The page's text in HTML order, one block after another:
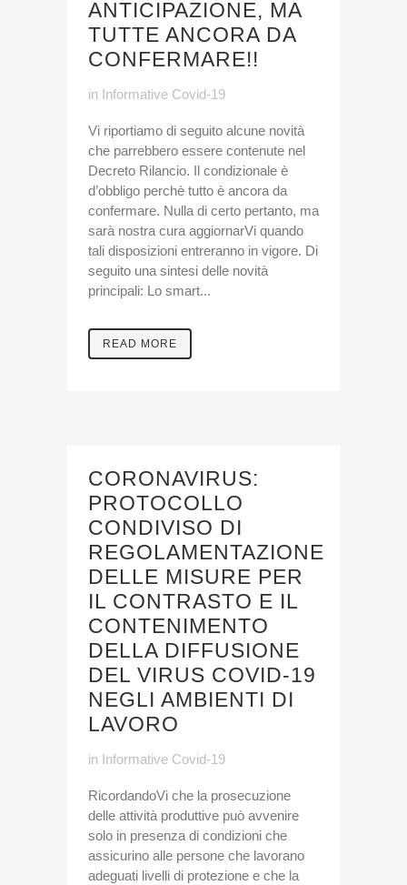
ANTICIPAZIONE, MA
TUTTE ANCORA DA
CONFERMARE!!
in Informative Covid-19
Vi riportiamo di seguito alcune novità
che parrebbero essere contenute nel
Decreto Rilancio. Il condizionale è
d’obbligo perchè tutto è ancora da
confermare. Nulla di certo pertanto, ma
sarà nostra cura aggiornarVi quando
tali disposizioni entreranno in vigore. Di
seguito una sintesi delle novità
principali: Lo smart...
READ MORE
CORONAVIRUS:
PROTOCOLLO
CONDIVISO DI
REGOLAMENTAZIONE
DELLE MISURE PER
IL CONTRASTO E IL
CONTENIMENTO
DELLA DIFFUSIONE
DEL VIRUS COVID-19
NEGLI AMBIENTI DI
LAVORO
in Informative Covid-19
RicordandoVi che la prosecuzione
delle attività produttive può avvenire
solo in presenza di condizioni che
assicurino alle persone che lavorano
adeguati livelli di protezione e che la